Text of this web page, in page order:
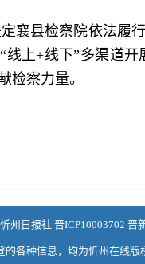
襄县检察院依法履
线上+线下”多渠道
检察力量。
州日报社 晋ICP10003702 晋
的各种信息，均为忻州在线